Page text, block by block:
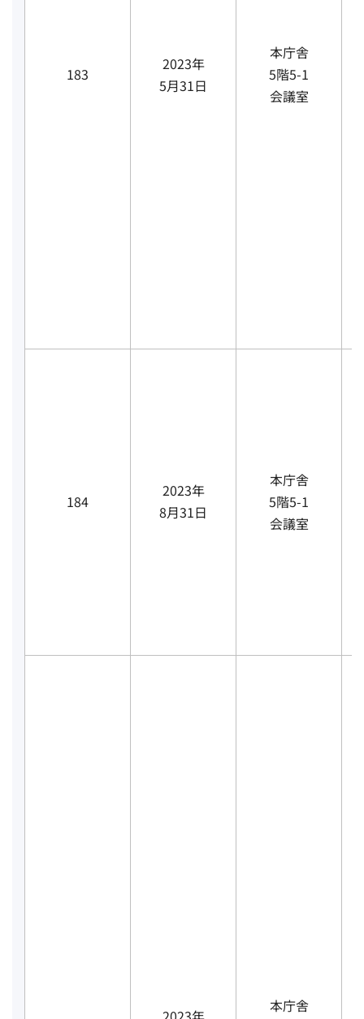
183
2023年
5月31日
本庁舎
5階5-1
会議室
184
2023年
8月31日
本庁舎
5階5-1
会議室
本庁舎